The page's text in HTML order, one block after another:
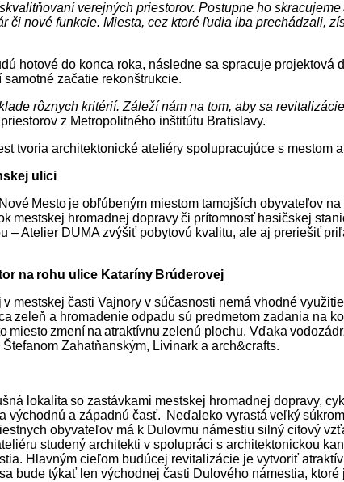
verejných priestorov. Postupne ho
či nové funkcie. Miesta, cez ktoré ľudia iba prechádzali,
hotové do konca roka, následne sa spracuje
začatie rekonštrukcie.
rôznych kritérií. Záleží nám na tom, aby sa
z Metropolitného inštitútu Bratislavy.
tvoria architektonické ateliéry spolupracujúce s mestom
ulici
Mesto je obľúbeným miestom tamojších obyvateľov
mestskej hromadnej dopravy či prítomnosť hasičskej
– Atelier DUMA zvýšiť pobytovú kvalitu, ale aj preriešiť
na rohu ulice Kataríny Brúderovej
mestskej časti Vajnory v súčasnosti nemá vhodné
zeleň a hromadenie odpadu sú predmetom zadania na
miesto zmení na atraktívnu zelenú plochu. Vďaka
Zahatňanským, Livinark a arch&crafts.
lokalita so zastávkami mestskej hromadnej dopravy,
východnú a západnú časť. Neďaleko vyrastá veľký
obyvateľov má k Dulovmu námestiu silný citový
studený architekti v spolupráci s architektonickou
Hlavným cieľom budúcej revitalizácie je vytvoriť
bude týkať len východnej časti Dulového námestia,